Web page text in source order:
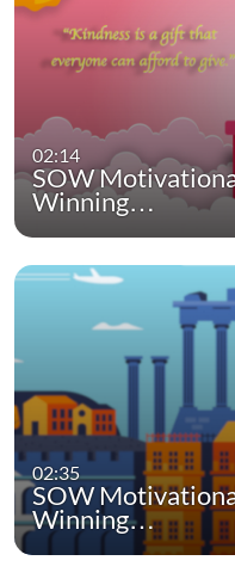
02:14
SOW
Winning…
02:35
SOW
Winning…